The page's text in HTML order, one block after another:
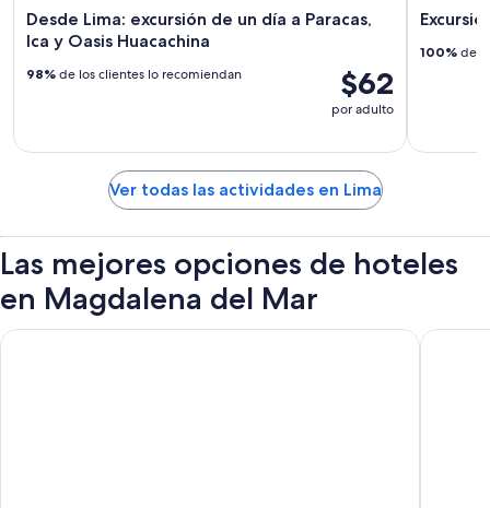
Desde Lima: excursión de un día a Paracas,
Ica y Oasis Huacachina
$62
por adulto
98% de los clientes lo recomiendan
100% de
Ver todas las actividades en Lima
Las mejores opciones de hoteles
en Magdalena del Mar
Wyndham Costa Del Sol Lima Airport